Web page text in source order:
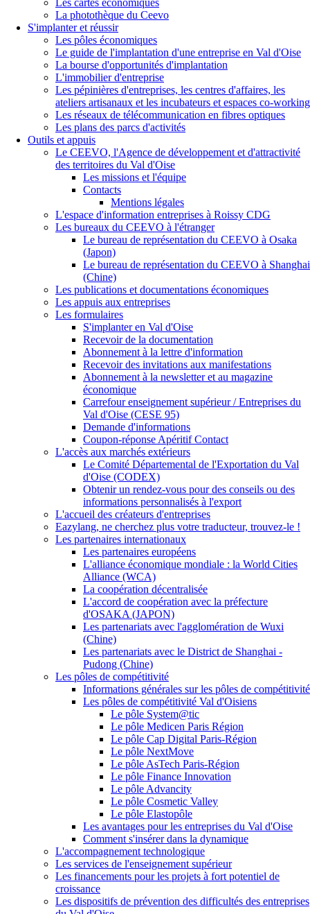
La photothèque du Ceevo
S'implanter et réussir
Les pôles économiques
Le guide de l'implantation d'une entreprise en Val d'Oise
La bourse d'opportunités d'implantation
L'immobilier d'entreprise
Les pépinières d'entreprises, les centres d'affaires, les
ateliers artisanaux et les incubateurs et espaces co-working
Les réseaux de télécommunication en fibres optiques
Les plans des parcs d'activités
Outils et appuis
Le CEEVO, l'Agence de développement et d'attractivité
des territoires du Val d'Oise
Les missions et l'équipe
Contacts
Mentions légales
L'espace d'information entreprises à Roissy CDG
Les bureaux du CEEVO à l'étranger
Le bureau de représentation du CEEVO à Osaka
(Japon)
Le bureau de représentation du CEEVO à Shanghai
(Chine)
Les publications et documentations économiques
Les appuis aux entreprises
Les formulaires
S'implanter en Val d'Oise
Recevoir de la documentation
Abonnement à la lettre d'information
Recevoir des invitations aux manifestations
Abonnement à la newsletter et au magazine
économique
Carrefour enseignement supérieur / Entreprises du
Val d'Oise (CESE 95)
Demande d'informations
Coupon-réponse Apéritif Contact
L'accès aux marchés extérieurs
Le Comité Départemental de l'Exportation du Val
d'Oise (CODEX)
Obtenir un rendez-vous pour des conseils ou des
informations personnalisés à l'export
L'accueil des créateurs d'entreprises
Eazylang, ne cherchez plus votre traducteur, trouvez-le !
Les partenaires internationaux
Les partenaires européens
L'alliance économique mondiale : la World Cities
Alliance (WCA)
La coopération décentralisée
L'accord de coopération avec la préfecture
d'OSAKA (JAPON)
Les partenariats avec l'agglomération de Wuxi
(Chine)
Les partenariats avec le District de Shanghai -
Pudong (Chine)
Les pôles de compétitivité
Informations générales sur les pôles de compétitivité
Les pôles de compétitivité Val d'Oisiens
Le pôle System@tic
Le pôle Medicen Paris Région
Le pôle Cap Digital Paris-Région
Le pôle NextMove
Le pôle AsTech Paris-Région
Le pôle Finance Innovation
Le pôle Advancity
Le pôle Cosmetic Valley
Le pôle Elastopôle
Les avantages pour les entreprises du Val d'Oise
Comment s'insérer dans la dynamique
L'accompagnement technologique
Les services de l'enseignement supérieur
Les financements pour les projets à fort potentiel de
croissance
Les dispositifs de prévention des difficultés des entreprises